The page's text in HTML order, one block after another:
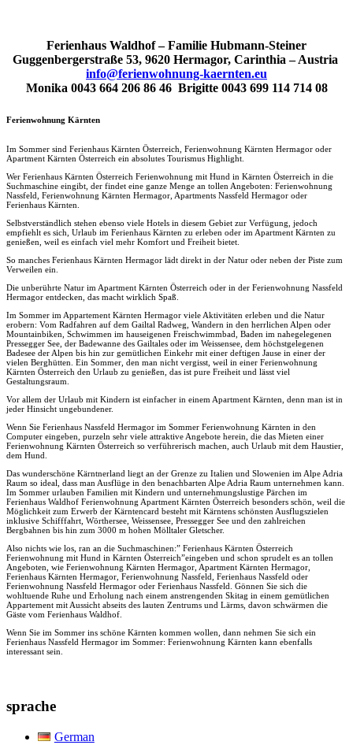
Ferienhaus Waldhof – Familie Hubmann-Steiner
Guggenbergerstraße 53, 9620 Hermagor, Carinthia – Austria
info@ferienwohnung-kaernten.eu
Monika 0043 664 206 86 46 Brigitte 0043 699 114 714 08
Ferienwohnung Kärnten
Im Sommer sind Ferienhaus Kärnten Österreich, Ferienwohnung Kärnten Hermagor oder
Apartment Kärnten Österreich ein absolutes Tourismus Highlight.
Wer Ferienhaus Kärnten Österreich Ferienwohnung mit Hund in Kärnten Österreich in die
Suchmaschine eingibt, der findet eine ganze Menge an tollen Angeboten: Ferienwohnung
Nassfeld, Ferienwohnung Kärnten Hermagor, Apartments Nassfeld Hermagor oder
Ferienhaus Kärnten.
Selbstverständlich stehen ebenso viele Hotels in diesem Gebiet zur Verfügung, jedoch
empfiehlt es sich, Urlaub im Ferienhaus Kärnten zu erleben oder im Apartment Kärnten zu
genießen, weil es einfach viel mehr Komfort und Freiheit bietet.
So manches Ferienhaus Kärnten Hermagor lädt direkt in der Natur oder neben der Piste zum
Verweilen ein.
Die unberührte Natur im Apartment Kärnten Österreich oder in der Ferienwohnung Nassfeld
Hermagor entdecken, das macht wirklich Spaß.
Im Sommer im Appartement Kärnten Hermagor viele Aktivitäten erleben und die Natur
erobern: Vom Radfahren auf dem Gailtal Radweg, Wandern in den herrlichen Alpen oder
Mountainbiken, Schwimmen im hauseigenen Freischwimmbad, Baden im nahegelegenen
Pressegger See, der Badewanne des Gailtales oder im Weissensee, dem höchstgelegenen
Badesee der Alpen bis hin zur gemütlichen Einkehr mit einer deftigen Jause in einer der
vielen Berghütten. Ein Sommer, den man nicht vergisst, weil in einer Ferienwohnung
Kärnten Österreich den Urlaub zu genießen, das ist pure Freiheit und lässt viel
Gestaltungsraum.
Vor allem der Urlaub mit Kindern ist einfacher in einem Apartment Kärnten, denn man ist in
jeder Hinsicht ungebundener.
Wenn Sie Ferienhaus Nassfeld Hermagor im Sommer Ferienwohnung Kärnten in den
Computer eingeben, purzeln sehr viele attraktive Angebote herein, die das Mieten einer
Ferienwohnung Kärnten Österreich so verführerisch machen, auch Urlaub mit dem Haustier,
dem Hund.
Das wunderschöne Kärntnerland liegt an der Grenze zu Italien und Slowenien im Alpe Adria
Raum so ideal, dass man Ausflüge in den benachbarten Alpe Adria Raum unternehmen kann.
Im Sommer urlauben Familien mit Kindern und unternehmungslustige Pärchen im
Ferienhaus Waldhof Ferienwohnung Apartment Kärnten Österreich besonders schön, weil die
Möglichkeit zum Erwerb der Kärntencard besteht mit Kärntens schönsten Ausflugszielen
inklusive Schifffahrt, Wörthersee, Weissensee, Pressegger See und den zahlreichen
Bergbahnen bis hin zum 3000 m hohen Mölltaler Gletscher.
Also nichts wie los, ran an die Suchmaschinen:” Ferienhaus Kärnten Österreich
Ferienwohnung mit Hund in Kärnten Österreich”eingeben und schon sprudelt es an tollen
Angeboten, wie Ferienwohnung Kärnten Hermagor, Apartment Kärnten Hermagor,
Ferienhaus Kärnten Hermagor, Ferienwohnung Nassfeld, Ferienhaus Nassfeld oder
Ferienwohnung Nassfeld Hermagor oder Ferienhaus Nassfeld. Gönnen Sie sich die
wohltuende Ruhe und Erholung nach einem anstrengenden Skitag in einem gemütlichen
Appartement mit Aussicht abseits des lauten Zentrums und Lärms, davon schwärmen die
Gäste vom Ferienhaus Waldhof.
Wenn Sie im Sommer ins schöne Kärnten kommen wollen, dann nehmen Sie sich ein
Ferienhaus Nassfeld Hermagor im Sommer: Ferienwohnung Kärnten kann ebenfalls
interessant sein.
sprache
German